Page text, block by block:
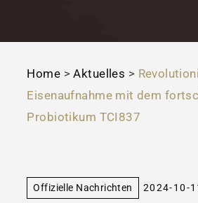
Home >Aktuelles >
Eisenaufnahme mit dem
Probiotikum TCI837
Offizielle Nachrichten 2024-10-